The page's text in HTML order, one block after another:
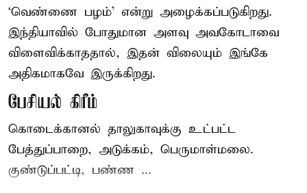
‘வெண்ணை பழம்’ என்று அழைக்கப்படுகிறது.
இந்தியாவில் போதுமான அளவு அவகோடாவை
விளைவிக்காததால், இதன் விலையும் இங்கே
அதிகமாகவே இருக்கிறது.
பேசியல் கிரீம்
கொடைக்கானல் தாலுகாவுக்கு உட்பட்ட
பேத்துப்பாறை, அடுக்கம், பெருமாள்மலை.
குண்டுப்பட்டி, பண்ண ...